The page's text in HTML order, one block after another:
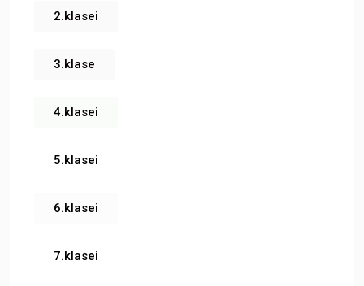
2.klasei
3.klase
4.klasei
5.klasei
6.klasei
7.klasei